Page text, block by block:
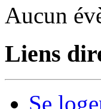
Aucun
Liens
Se